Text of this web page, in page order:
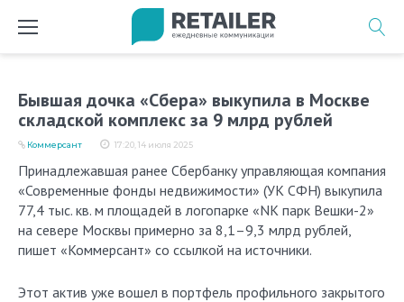
Бывшая дочка «Сбера» выкупила в Москве
складской комплекс за 9 млрд рублей
17:20, 14 июля 2025
Коммерсант
Принадлежавшая ранее Сбербанку управляющая компания
«Современные фонды недвижимости» (УК СФН) выкупила
77,4 тыс. кв. м площадей в логопарке «NK парк Вешки-2»
на севере Москвы примерно за 8,1–9,3 млрд рублей,
пишет «Коммерсант» со ссылкой на источники.
Этот актив уже вошел в портфель профильного закрытого